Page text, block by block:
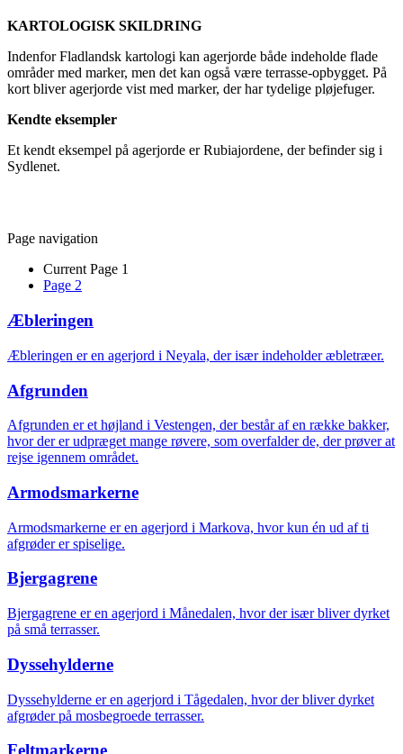
KARTOLOGISK SKILDRING
Indenfor Fladlandsk kartologi kan agerjorde både indeholde flade
områder med marker, men det kan også være terrasse-opbygget. På
kort bliver agerjorde vist med marker, der har tydelige pløjefuger.
Kendte eksempler
Et kendt eksempel på agerjorde er Rubiajordene, der befinder sig i
Sydlenet.
Page navigation
Current Page 1
Page 2
Æbleringen
Æbleringen er en agerjord i Neyala, der især indeholder æbletræer.
Afgrunden
Afgrunden er et højland i Vestengen, der består af en række bakker,
hvor der er udpræget mange røvere, som overfalder de, der prøver at
rejse igennem området.
Armodsmarkerne
Armodsmarkerne er en agerjord i Markova, hvor kun én ud af ti
afgrøder er spiselige.
Bjergagrene
Bjergagrene er en agerjord i Månedalen, hvor der især bliver dyrket
på små terrasser.
Dyssehylderne
Dyssehylderne er en agerjord i Tågedalen, hvor der bliver dyrket
afgrøder på mosbegroede terrasser.